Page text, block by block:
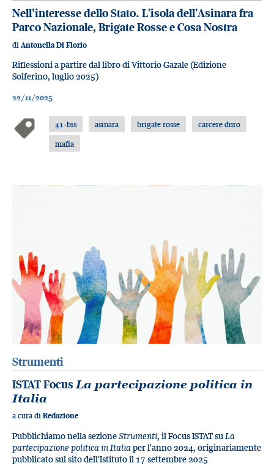
Nell'interesse dello Stato. L’isola dell’Asinara fra
Parco Nazionale, Brigate Rosse e Cosa Nostra
di Antonella Di Florio
Riflessioni a partire dal libro di Vittorio Gazale (Edizione
Solferino, luglio 2025)
22/11/2025
41-bis asinara brigate rosse
carcere duro
mafia
Strumenti
ISTAT FocusLa partecipazione politica in
Italia
a cura di Redazione
Pubblichiamo nella sezioneStrumenti, il Focus ISTAT su La
partecipazione politica in Italiaper l'anno 2024, originariamente
pubblicato sul sito dell'Istituto il 17 settembre 2025